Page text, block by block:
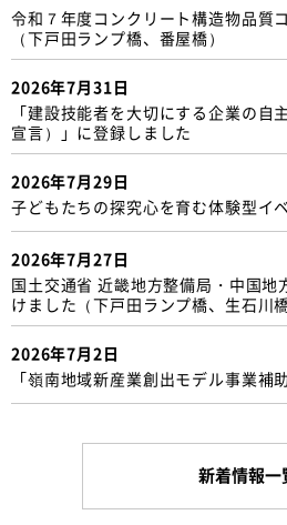
令和７年度コンクリート構造物品質
（下戸田ランプ橋、番屋橋）
2026年7月31日
「建設技能者を大切にする企業の自
宣言）」に登録しました
2026年7月29日
子どもたちの探究心を育む体験型イ
2026年7月27日
国土交通省 近畿地方整備局・中国地
けました（下戸田ランプ橋、生石川橋
2026年7月2日
「嶺南地域新産業創出モデル事業補
新着情報一